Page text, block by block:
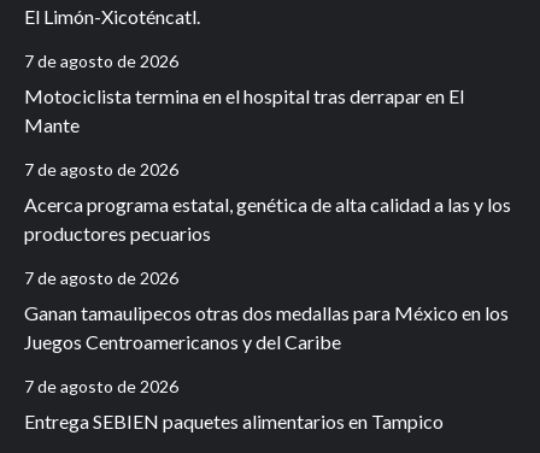
El Limón-Xicoténcatl.
7 de agosto de 2026
Motociclista termina en el hospital tras derrapar en El
Mante
7 de agosto de 2026
Acerca programa estatal, genética de alta calidad a las y los
productores pecuarios
7 de agosto de 2026
Ganan tamaulipecos otras dos medallas para México en los
Juegos Centroamericanos y del Caribe
7 de agosto de 2026
Entrega SEBIEN paquetes alimentarios en Tampico